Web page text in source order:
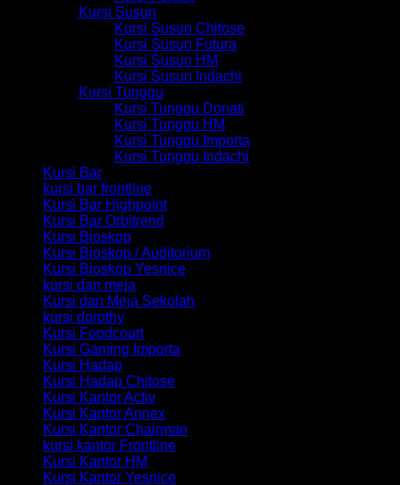
Kursi Susun
Kursi Susun Chitose
Kursi Susun Futura
Kursi Susun HM
Kursi Susun Indachi
Kursi Tunggu
Kursi Tunggu Donati
Kursi Tunggu HM
Kursi Tunggu Importa
Kursi Tunggu Indachi
Kursi Bar
kursi bar frontline
Kursi Bar Highpoint
Kursi Bar Orbitrend
Kursi Bioskop
Kursi Bioskop / Auditorium
Kursi Bioskop Yesnice
kursi dan meja
Kursi dan Meja Sekolah
kursi dorothy
Kursi Foodcourt
Kursi Gaming Importa
Kursi Hadap
Kursi Hadap Chitose
Kursi Kantor Activ
Kursi Kantor Annex
Kursi Kantor Chairman
kursi kantor Frontline
Kursi Kantor HM
Kursi Kantor Yesnice